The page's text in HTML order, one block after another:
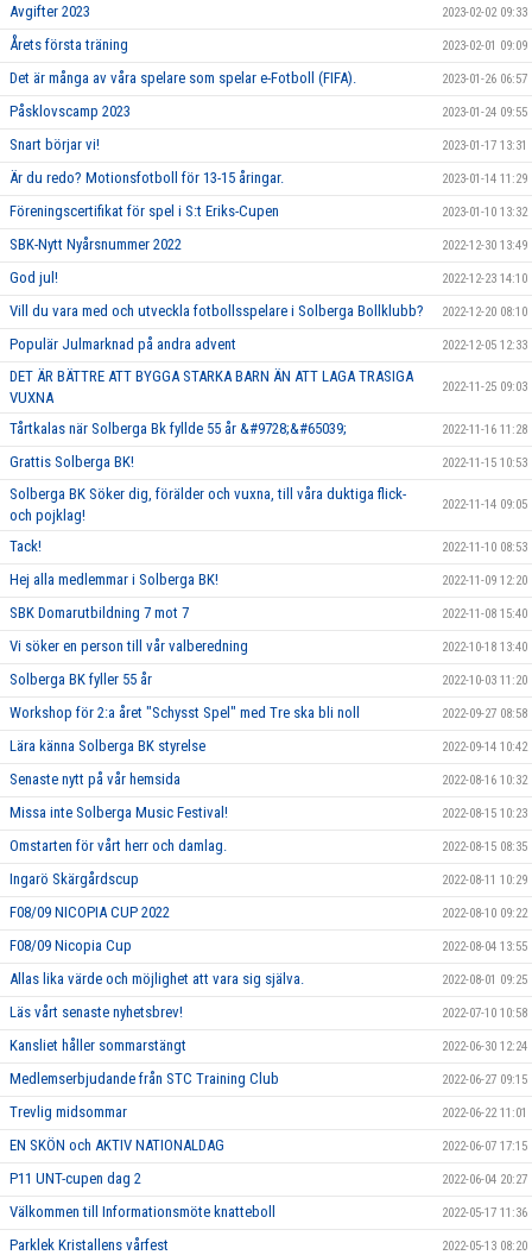
Avgifter 2023 2023-02-02 09:33
Årets första träning 2023-02-01 09:09
Det är många av våra spelare som spelar e-Fotboll (FIFA). 2023-01-26 06:57
Påsklovscamp 2023 2023-01-24 09:55
Snart börjar vi! 2023-01-17 13:31
Är du redo? Motionsfotboll för 13-15 åringar. 2023-01-14 11:29
Föreningscertifikat för spel i S:t Eriks-Cupen 2023-01-10 13:32
SBK-Nytt Nyårsnummer 2022 2022-12-30 13:49
God jul! 2022-12-23 14:10
Vill du vara med och utveckla fotbollsspelare i Solberga Bollklubb? 2022-12-20 08:10
Populär Julmarknad på andra advent 2022-12-05 12:33
DET ÄR BÄTTRE ATT BYGGA STARKA BARN ÄN ATT LAGA TRASIGA
VUXNA
2022-11-25 09:03
Tårtkalas när Solberga Bk fyllde 55 år &#9728;&#65039; 2022-11-16 11:28
Grattis Solberga BK! 2022-11-15 10:53
Solberga BK Söker dig, förälder och vuxna, till våra duktiga flick-
och pojklag!
2022-11-14 09:05
Tack! 2022-11-10 08:53
Hej alla medlemmar i Solberga BK! 2022-11-09 12:20
SBK Domarutbildning 7 mot 7 2022-11-08 15:40
Vi söker en person till vår valberedning 2022-10-18 13:40
Solberga BK fyller 55 år 2022-10-03 11:20
Workshop för 2:a året "Schysst Spel" med Tre ska bli noll 2022-09-27 08:58
Lära känna Solberga BK styrelse 2022-09-14 10:42
Senaste nytt på vår hemsida 2022-08-16 10:32
Missa inte Solberga Music Festival! 2022-08-15 10:23
Omstarten för vårt herr och damlag. 2022-08-15 08:35
Ingarö Skärgårdscup 2022-08-11 10:29
F08/09 NICOPIA CUP 2022 2022-08-10 09:22
F08/09 Nicopia Cup 2022-08-04 13:55
Allas lika värde och möjlighet att vara sig själva. 2022-08-01 09:25
Läs vårt senaste nyhetsbrev! 2022-07-10 10:58
Kansliet håller sommarstängt 2022-06-30 12:24
Medlemserbjudande från STC Training Club 2022-06-27 09:15
Trevlig midsommar 2022-06-22 11:01
EN SKÖN och AKTIV NATIONALDAG 2022-06-07 17:15
P11 UNT-cupen dag 2 2022-06-04 20:27
Välkommen till Informationsmöte knatteboll 2022-05-17 11:36
Parklek Kristallens vårfest 2022-05-13 08:20